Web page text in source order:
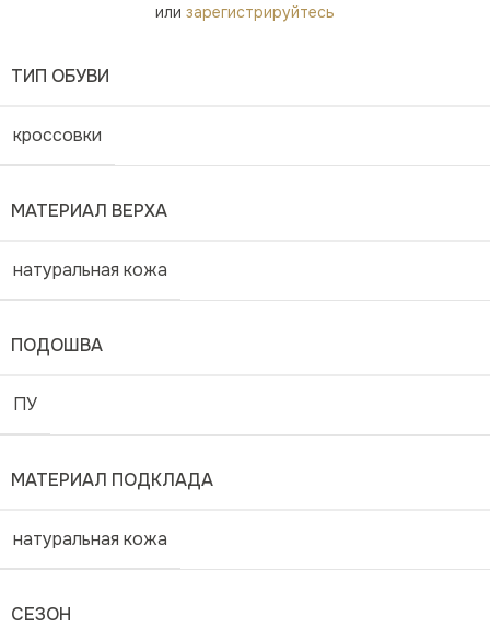
или зарегистрируйтесь
ТИП ОБУВИ
кроссовки
МАТЕРИАЛ ВЕРХА
натуральная кожа
ПОДОШВА
ПУ
МАТЕРИАЛ ПОДКЛАДА
натуральная кожа
СЕЗОН